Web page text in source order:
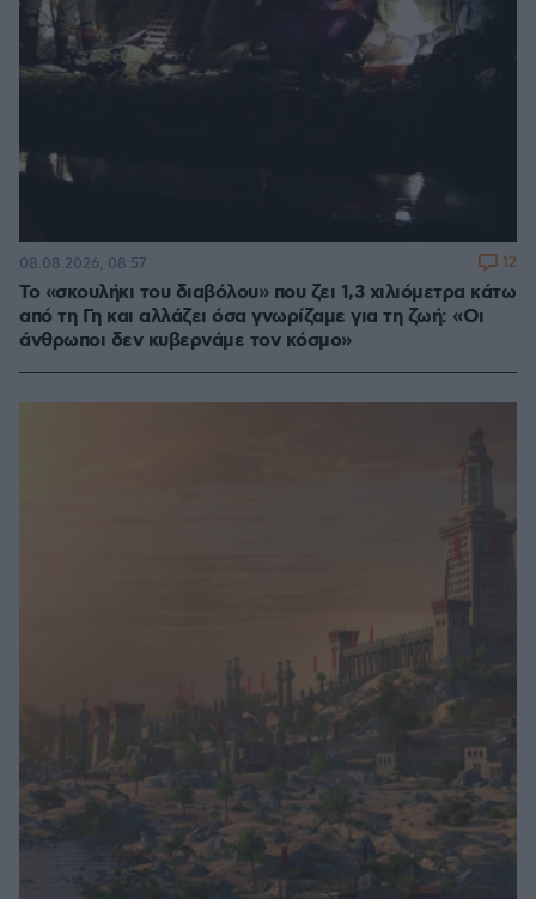
Το «σκουλήκι του διαβόλου» που ζει 1,3 χιλιόμετρα κάτω
από τη Γη και αλλάζει όσα γνωρίζαμε για τη ζωή: «Οι
άνθρωποι δεν κυβερνάμε τον κόσμο»
08.08.2026, 08:57 12